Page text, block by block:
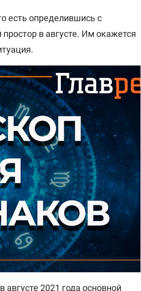
есть определившись с
в августе. Им окажется
2021 года основной